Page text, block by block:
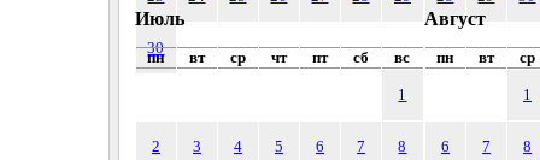
30
Июль
пн вт ср чт пт сб вс
1
2 3 4 5 6 7 8
Август
пн вт ср
1
6 7 8